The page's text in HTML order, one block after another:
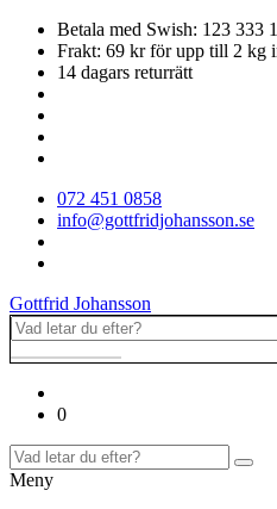
Betala med Swish: 123 333
Frakt: 69 kr för upp till 2 kg
14 dagars returrätt
072 451 0858
info@gottfridjohansson.se
Gottfrid Johansson
0
Meny